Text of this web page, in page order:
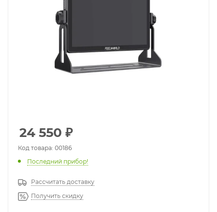
24 550 ₽
Код товара: 00186
Последний прибор!
Рассчитать доставку
Получить скидку